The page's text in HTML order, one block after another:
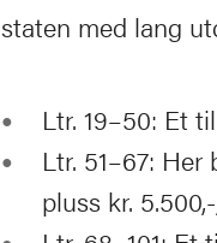
staten med lang
Ltr. 19–50: Et
Ltr. 51–67:
pluss kr.